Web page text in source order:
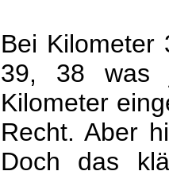
Bei Kilometer
39, 38 was
Kilometer
Recht. Aber
Doch das